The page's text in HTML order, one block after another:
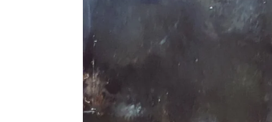
información
del producto